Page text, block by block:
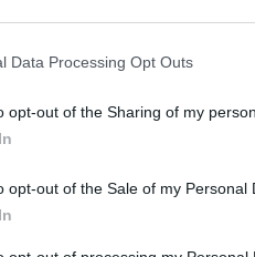
Data Processing Opt Outs
opt-out of the Sharing of my
opt-out of the Sale of my Personal